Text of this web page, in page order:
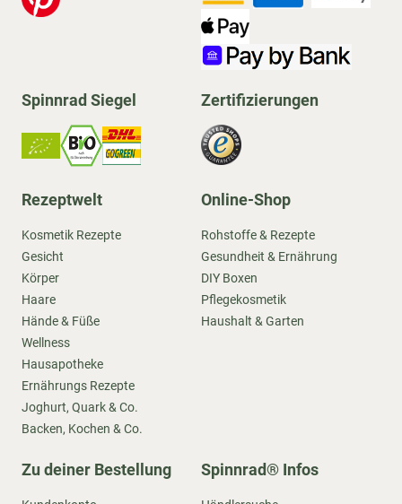
Spinnrad Siegel Zertifizierungen
Rezeptwelt
Kosmetik Rezepte
Gesicht
Körper
Haare
Hände & Füße
Wellness
Hausapotheke
Ernährungs Rezepte
Joghurt, Quark & Co.
Backen, Kochen & Co.
Online-Shop
Rohstoffe & Rezepte
Gesundheit & Ernährung
DIY Boxen
Pflegekosmetik
Haushalt & Garten
Zu deiner Bestellung Spinnrad® Infos